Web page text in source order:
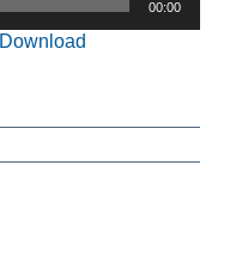
00:00
Download